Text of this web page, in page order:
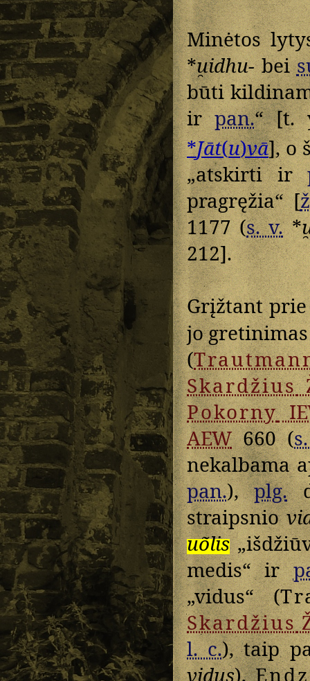
Minėtos
*u̯idhu-bei
būti
irpan.“ [t.
*Jāt(u)vā], o
„atskirti ir
pragręžia“ [
1177 (s. v.*
212].
Grįžtant
jo
(
Skardžius
Pokorny
AEW660 (
nekalbama
pan.),plg.
straipsnio
uõlis
medis“ ir
„vidus“ (
Skardžius
l. c.), taip
vidus),